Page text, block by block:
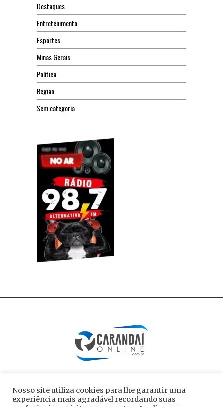
Destaques
Entretenimento
Esportes
Minas Gerais
Política
Região
Sem categoria
Nosso site utiliza cookies para lhe garantir uma
experiência mais agradável recordando suas